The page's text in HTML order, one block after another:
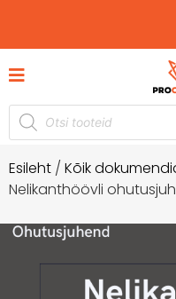
-60%
Esileht / Kõik
Nelikanthöövli